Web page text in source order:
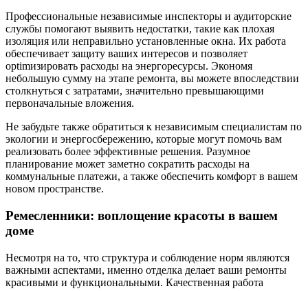
Профессиональные независимые инспекторы и аудиторские
службы помогают выявить недостатки, такие как плохая
изоляция или неправильно установленные окна. Их работа
обеспечивает защиту ваших интересов и позволяет
optimизировать расходы на энергоресурсы. Экономя
небольшую сумму на этапе ремонта, вы можете впоследствии
столкнуться с затратами, значительно превышающими
первоначальные вложения.
Не забудьте также обратиться к независимым специалистам по
экологии и энергосбережению, которые могут помочь вам
реализовать более эффективные решения. Разумное
планирование может заметно сократить расходы на
коммунальные платежи, а также обеспечить комфорт в вашем
новом пространстве.
Ремесленники: воплощение красоты в вашем
доме
Несмотря на то, что структура и соблюдение норм являются
важными аспектами, именно отделка делает ваши ремонты
красивыми и функциональными. Качественная работа